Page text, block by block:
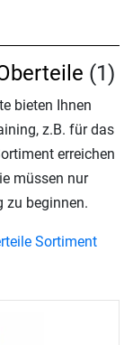
(1)
bieten Ihnen
z.B. für das
erreichen
müssen nur
zu beginnen.
Sortiment